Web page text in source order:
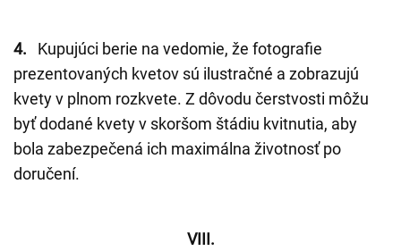
4. Kupujúci berie na vedomie, že fotografie
prezentovaných kvetov sú ilustračné a zobrazujú
kvety v plnom rozkvete. Z dôvodu čerstvosti môžu
byť dodané kvety v skoršom štádiu kvitnutia, aby
bola zabezpečená ich maximálna životnosť po
doručení.
VIII.